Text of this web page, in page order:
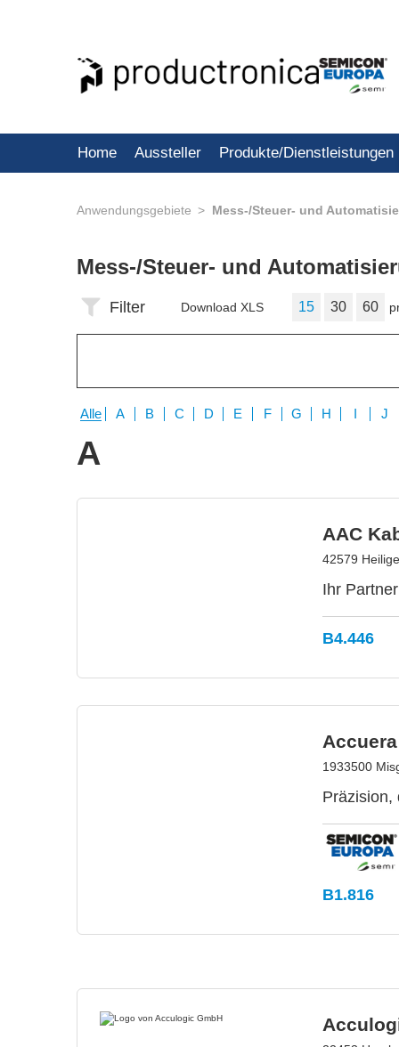
Home Aussteller Produkte/Dienstleistungen
Anwendungsgebiete Mess-/Steuer- und
Mess-/Steuer- und
Filter Download XLS 15 30 60
Alle A B C D E F G H I J
A
AAC
42579
Ihr
B4.446
Accuera
1933500
Präzision,
B1.816